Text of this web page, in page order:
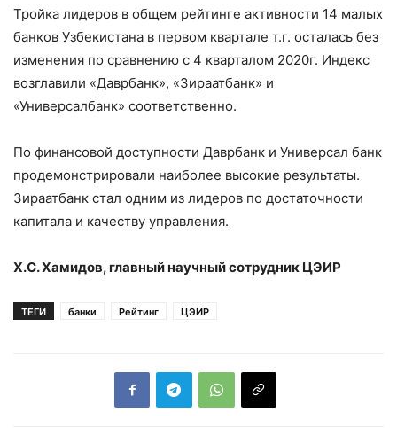
Тройка лидеров в общем рейтинге активности 14 малых
банков Узбекистана в первом квартале т.г. осталась без
изменения по сравнению с 4 кварталом 2020г. Индекс
возглавили «Даврбанк», «Зираатбанк» и
«Универсалбанк» соответственно.
По финансовой доступности Даврбанк и Универсал банк
продемонстрировали наиболее высокие результаты.
Зираатбанк стал одним из лидеров по достаточности
капитала и качеству управления.
Х.С. Хамидов, главный научный сотрудник ЦЭИР
ТЕГИ банки Рейтинг ЦЭИР